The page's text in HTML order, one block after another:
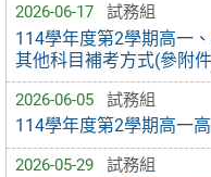
2026-06-17 試務組
114學年度第2學期高一
其他科目補考方式(參附
2026-06-05 試務組
114學年度第2學期高一
2026-05-29 試務組